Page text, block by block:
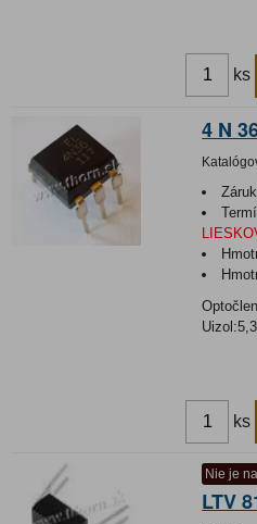
ks
4 N
ks
Nie je
LTV